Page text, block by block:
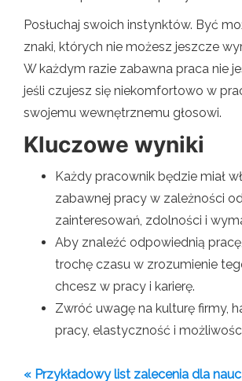
Posłuchaj swoich instynktów. Być
znaki, których nie możesz jeszcze
W każdym razie zabawna praca nie
jeśli czujesz się niekomfortowo w
swojemu wewnętrznemu głosowi.
Kluczowe wyniki
Każdy pracownik będzie miał
zabawnej pracy w zależności
zainteresowań, zdolności i
Aby znaleźć odpowiednią
trochę czasu w zrozumienie
chcesz w pracy i karierę.
Zwróć uwagę na kulturę firmy,
pracy, elastyczność i
« Przykładowy list zalecenia dla